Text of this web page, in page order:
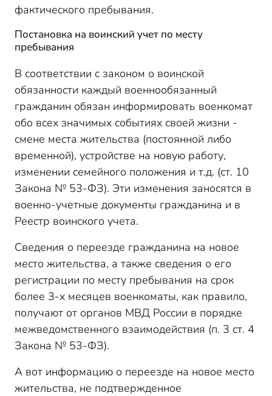
фактического пребывания.
Постановка на воинский учет по месту
пребывания
В соответствии с законом о воинской
обязанности каждый военнообязанный
гражданин обязан информировать военкомат
обо всех значимых событиях своей жизни -
смене места жительства (постоянной либо
временной), устройстве на новую работу,
изменении семейного положения и т.д. (ст. 10
Закона № 53-ФЗ). Эти изменения заносятся в
военно-учетные документы гражданина и в
Реестр воинского учета.
Сведения о переезде гражданина на новое
место жительства, а также сведения о его
регистрации по месту пребывания на срок
более 3-х месяцев военкоматы, как правило,
получают от органов МВД России в порядке
межведомственного взаимодействия (п. 3 ст. 4
Закона № 53-ФЗ).
А вот информацию о переезде на новое место
жительства, не подтвержденное